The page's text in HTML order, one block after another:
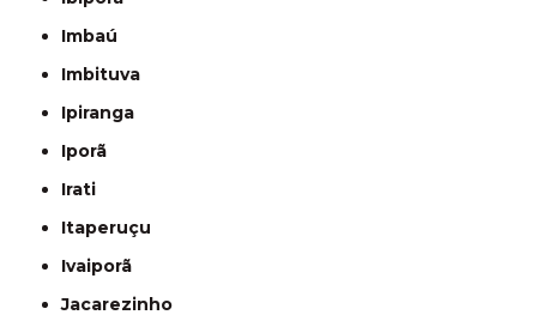
Imbaú
Imbituva
Ipiranga
Iporã
Irati
Itaperuçu
Ivaiporã
Jacarezinho